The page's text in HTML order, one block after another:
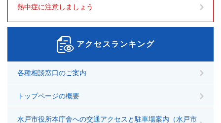
熱中症に注意しましょう
アクセスランキング
各種相談窓口のご案内
トップページの概要
水戸市役所本庁舎への交通アクセスと駐車場案内（水戸市